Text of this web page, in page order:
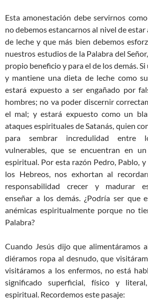
Esta amonestación debe servirnos
no debemos estancarnos al nivel de
de leche y que más bien debemos
nuestros estudios de la Palabra del
propio beneficio y para el de los demás.
y mantiene una dieta de leche como
estará expuesto a ser engañado por
hombres; no va poder discernir
el mal; y estará expuesto como un
ataques espirituales de Satanás, quien
para sembrar incredulidad entre
vulnerables, que se encuentran en
espiritual. Por esta razón Pedro, Pablo,
los Hebreos, nos exhortan al
responsabilidad crecer y madurar
enseñar a los demás. ¿Podría ser que
anémicas espiritualmente porque no
Palabra?
Cuando Jesús dijo que alimentáramos
diéramos ropa al desnudo, que
visitáramos a los enfermos, no está
significado superficial, físico y
espiritual. Recordemos este pasaje: